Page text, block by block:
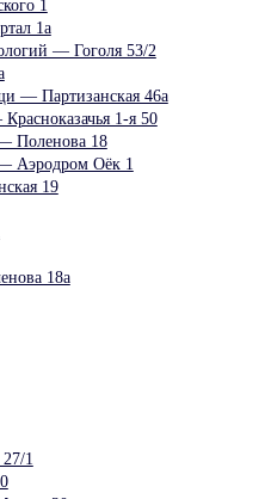
1
1а
— Гоголя 53/2
— Партизанская 46а
1-я 50
Поленова 18
Аэродром Оёк 1
19
18а
1